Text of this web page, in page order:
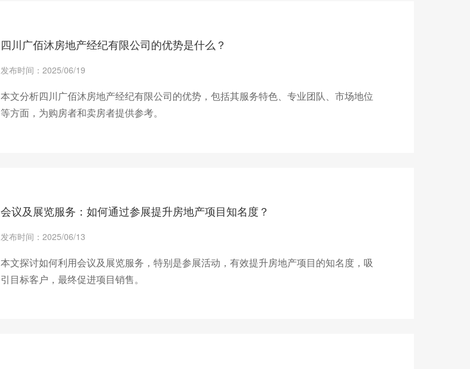
四川广佰沐房地产经纪有限公司的优势是什么？
发布时间：2025/06/19
本文分析四川广佰沐房地产经纪有限公司的优势，包括其服务特色、专业团队、市场地位
等方面，为购房者和卖房者提供参考。
会议及展览服务：如何通过参展提升房地产项目知名度？
发布时间：2025/06/13
本文探讨如何利用会议及展览服务，特别是参展活动，有效提升房地产项目的知名度，吸
引目标客户，最终促进项目销售。